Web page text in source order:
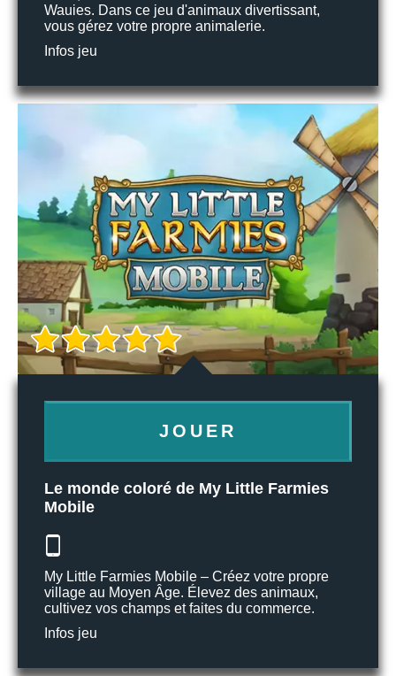
Wauies. Dans ce jeu d'animaux divertissant,
vous gérez votre propre animalerie.
Infos jeu
JOUER
Le monde coloré de My Little Farmies
Mobile
My Little Farmies Mobile – Créez votre propre
village au Moyen Âge. Élevez des animaux,
cultivez vos champs et faites du commerce.
Infos jeu